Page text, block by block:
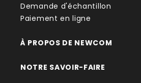
Demande d'échantillon
Paiement en ligne
À PROPOS DE NEWCOM
NOTRE SAVOIR-FAIRE